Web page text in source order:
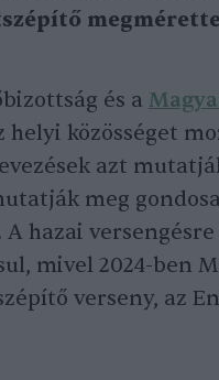
és a
helyi közösséget
azt
meg
hazai
mivel 2024-ben
verseny, az